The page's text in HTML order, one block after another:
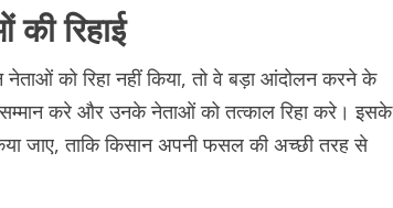
रिहाई
नेताओं को रिहा नहीं किया, तो वे बड़ा आंदोलन करने के
सम्मान करे और उनके नेताओं को तत्काल रिहा करे। इसके
जाए, ताकि किसान अपनी फसल की अच्छी तरह से